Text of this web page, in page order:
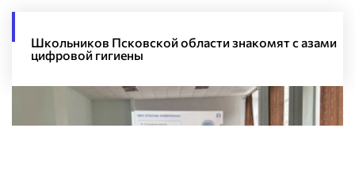
Школьников Псковской области знакомят с азами
цифровой гигиены